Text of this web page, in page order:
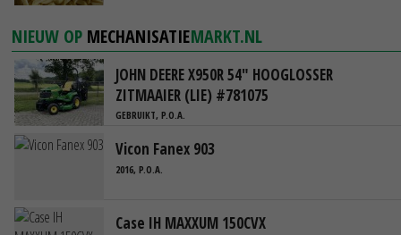
NIEUW OP MECHANISATIEMARKT.NL
JOHN DEERE X950R 54" HOOGLOSSER
ZITMAAIER (LIE) #781075
GEBRUIKT, P.O.A.
Vicon Fanex 903
2016, P.O.A.
Case IH MAXXUM 150CVX